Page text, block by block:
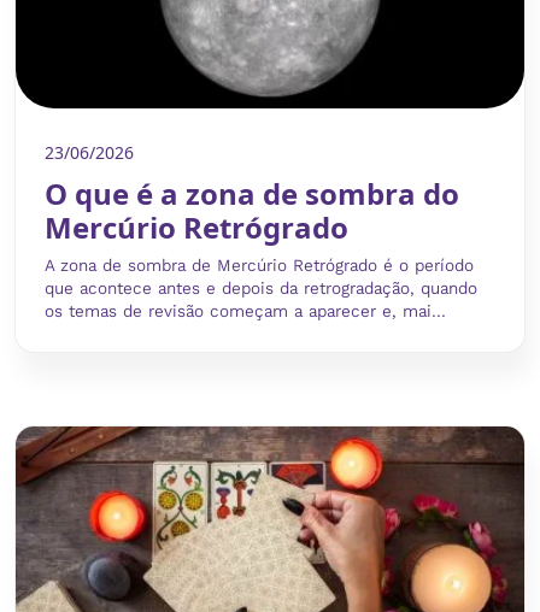
23/06/2026
O que é a zona de sombra do
Mercúrio Retrógrado
A zona de sombra de Mercúrio Retrógrado é o período
que acontece antes e depois da retrogradação, quando
os temas de revisão começam a aparecer e, mai...